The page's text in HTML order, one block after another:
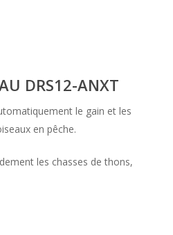
DRS12-ANXT
le gain et les
en pêche.
les chasses de thons,